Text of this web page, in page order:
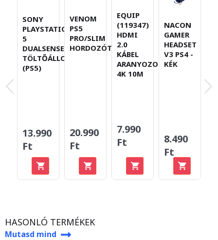
SONY
PLAYSTATION
5
DUALSENSE
TÖLTŐÁLLOMÁS
(PS5)
13.990
Ft
VENOM
PS5
PRO/SLIM
HORDOZÓTÁSKA
20.990
Ft
EQUIP
(119347)
HDMI
2.0
KÁBEL
ARANYOZOTT
4K 10M
7.990
Ft
NACON
GAMER
HEADSET
V3 PS4 -
KÉK
8.490
Ft
HASONLÓ TERMÉKEK
Mutasd mind